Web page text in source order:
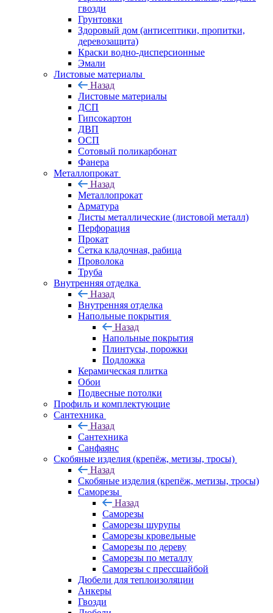
гвозди
Грунтовки
Здоровый дом (антисептики, пропитки,
деревозащита)
Краски водно-дисперсионные
Эмали
Листовые материалы
Назад
Листовые материалы
ДСП
Гипсокартон
ДВП
ОСП
Сотовый поликарбонат
Фанера
Металлопрокат
Назад
Металлопрокат
Арматура
Листы металлические (листовой металл)
Перфорация
Прокат
Сетка кладочная, рабица
Проволока
Труба
Внутренняя отделка
Назад
Внутренняя отделка
Напольные покрытия
Назад
Напольные покрытия
Плинтусы, порожки
Подложка
Керамическая плитка
Обои
Подвесные потолки
Профиль и комплектующие
Сантехника
Назад
Сантехника
Санфаянс
Скобяные изделия (крепёж, метизы, тросы)
Назад
Скобяные изделия (крепёж, метизы, тросы)
Саморезы
Назад
Саморезы
Саморезы шурупы
Саморезы кровельные
Саморезы по дереву
Саморезы по металлу
Саморезы с прессшайбой
Дюбели для теплоизоляции
Анкеры
Гвозди